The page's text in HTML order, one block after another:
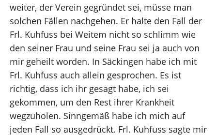
weiter, der Verein gegründet sei, müsse man
solchen Fällen nachgehen. Er halte den Fall der
Frl. Kuhfuss bei Weitem nicht so schlimm wie
den seiner Frau und seine Frau sei ja auch von
mir geheilt worden. In Säckingen habe ich mit
Frl. Kuhfuss auch allein gesprochen. Es ist
richtig, dass ich ihr gesagt habe, ich sei
gekommen, um den Rest ihrer Krankheit
wegzuholen. Sinngemäß habe ich mich auf
jeden Fall so ausgedrückt. Frl. Kuhfuss sagte mir